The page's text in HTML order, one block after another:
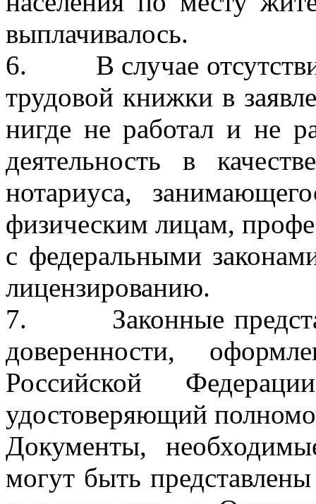
выплачивалось.
6. В случае
трудовой книжки в
нигде не работал и не
деятельность в
нотариуса,
физическим лицам,
с федеральными
лицензированию.
7. Законные
доверенности,
Российской
удостоверяющий
Документы,
могут быть